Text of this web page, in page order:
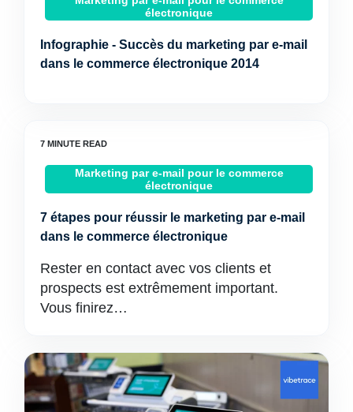
électronique
Infographie - Succès du marketing par e-mail
dans le commerce électronique 2014
Marketing par e-mail pour le commerce
électronique
7 étapes pour réussir le marketing par e-mail
dans le commerce électronique
Rester en contact avec vos clients et
prospects est extrêmement important.
Vous finirez…